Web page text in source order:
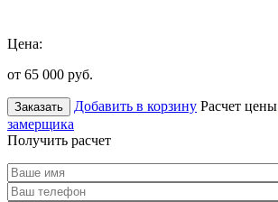
Цена:
от 65 000 руб.
Заказать Добавить в корзину Расчет цены
замерщика
Получить расчет